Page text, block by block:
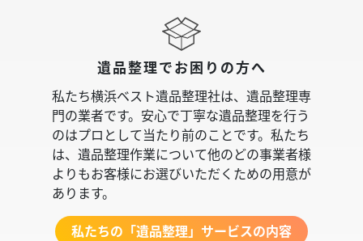
遺品整理でお困りの方へ
私たち横浜ベスト遺品整理社は、遺品整理専
門の業者です。安心で丁寧な遺品整理を行う
のはプロとして当たり前のことです。私たち
は、遺品整理作業について他のどの事業者様
よりもお客様にお選びいただくための用意が
あります。
私たちの「遺品整理」サービスの内容